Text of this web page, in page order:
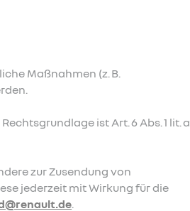
Maßnahmen (z. B.
ist Art. 6 Abs. 1 lit. a
zur Zusendung von
jederzeit mit Wirkung für die
.